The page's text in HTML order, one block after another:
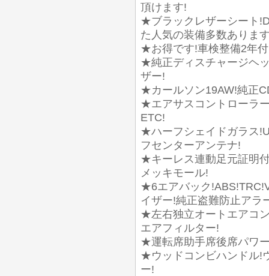
頂けます!
★ブラックレザーシート
た人気の装備多数ありま
★お得です!車検整備2年
★純正ディスチャージヘ
ザー!
★カールソン19AW!純正
★エアサスコントローラ
ETC!
★ハーフシェイドガラス
フセンターアンテナ!
★キーレス連動足元証明
メッキモール!
★6エアバック
イザー!純正盗難防止アラ
★左右独立オートエアコ
エアフィルター!
★運転席助手席後席パワ
★ウッドコンビハンドル!
ー!